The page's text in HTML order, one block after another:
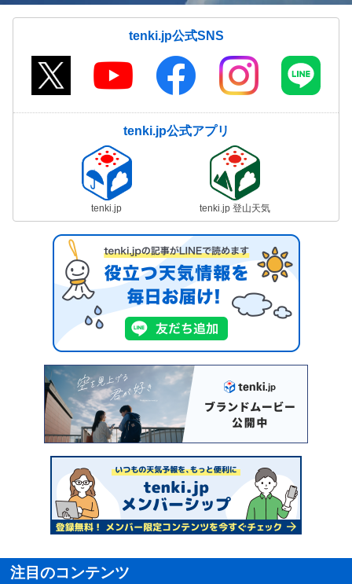
tenki.jp公式SNS
tenki.jp公式アプリ
tenki.jp tenki.jp 登山天気
注目のコンテンツ